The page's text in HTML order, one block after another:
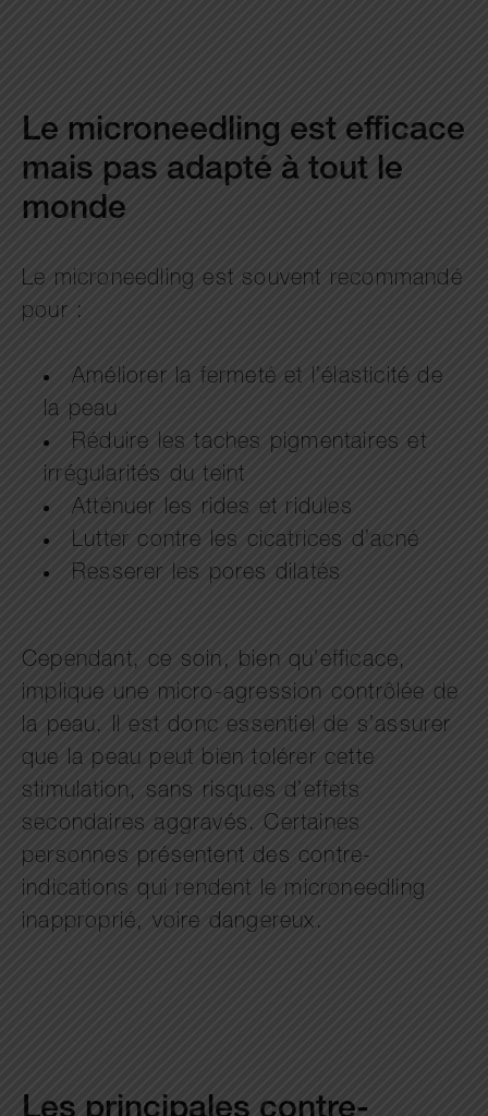
Le microneedling est efficace
mais pas adapté à tout le
monde
Le microneedling est souvent recommandé
pour :
Améliorer la fermeté et l’élasticité de
la peau
Réduire les taches pigmentaires et
irrégularités du teint
Atténuer les rides et ridules
Lutter contre les cicatrices d’acné
Resserer les pores dilatés
Cependant, ce soin, bien qu’efficace,
implique une micro-agression contrôlée de
la peau. Il est donc essentiel de s’assurer
que la peau peut bien tolérer cette
stimulation, sans risques d’effets
secondaires aggravés. Certaines
personnes présentent des contre-
indications qui rendent le microneedling
inapproprié, voire dangereux.